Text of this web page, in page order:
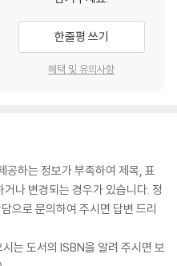
한줄평 쓰기
혜택 및 유의사항
공하는 정보가 부족하여 제목, 표
나 변경되는 경우가 있습니다. 정
으로 문의하여 주시면 답변 드리
는 도서의 ISBN을 알려 주시면 보